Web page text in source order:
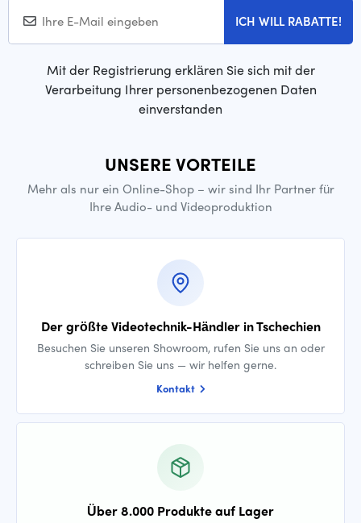
ICH WILL RABATTE!
Mit der Registrierung erklären Sie sich mit der
Verarbeitung Ihrer personenbezogenen Daten
einverstanden
UNSERE VORTEILE
Mehr als nur ein Online-Shop – wir sind Ihr Partner für
Ihre Audio- und Videoproduktion
Der größte Videotechnik-Händler in Tschechien
Besuchen Sie unseren Showroom, rufen Sie uns an oder
schreiben Sie uns — wir helfen gerne.
Kontakt
Über 8.000 Produkte auf Lager